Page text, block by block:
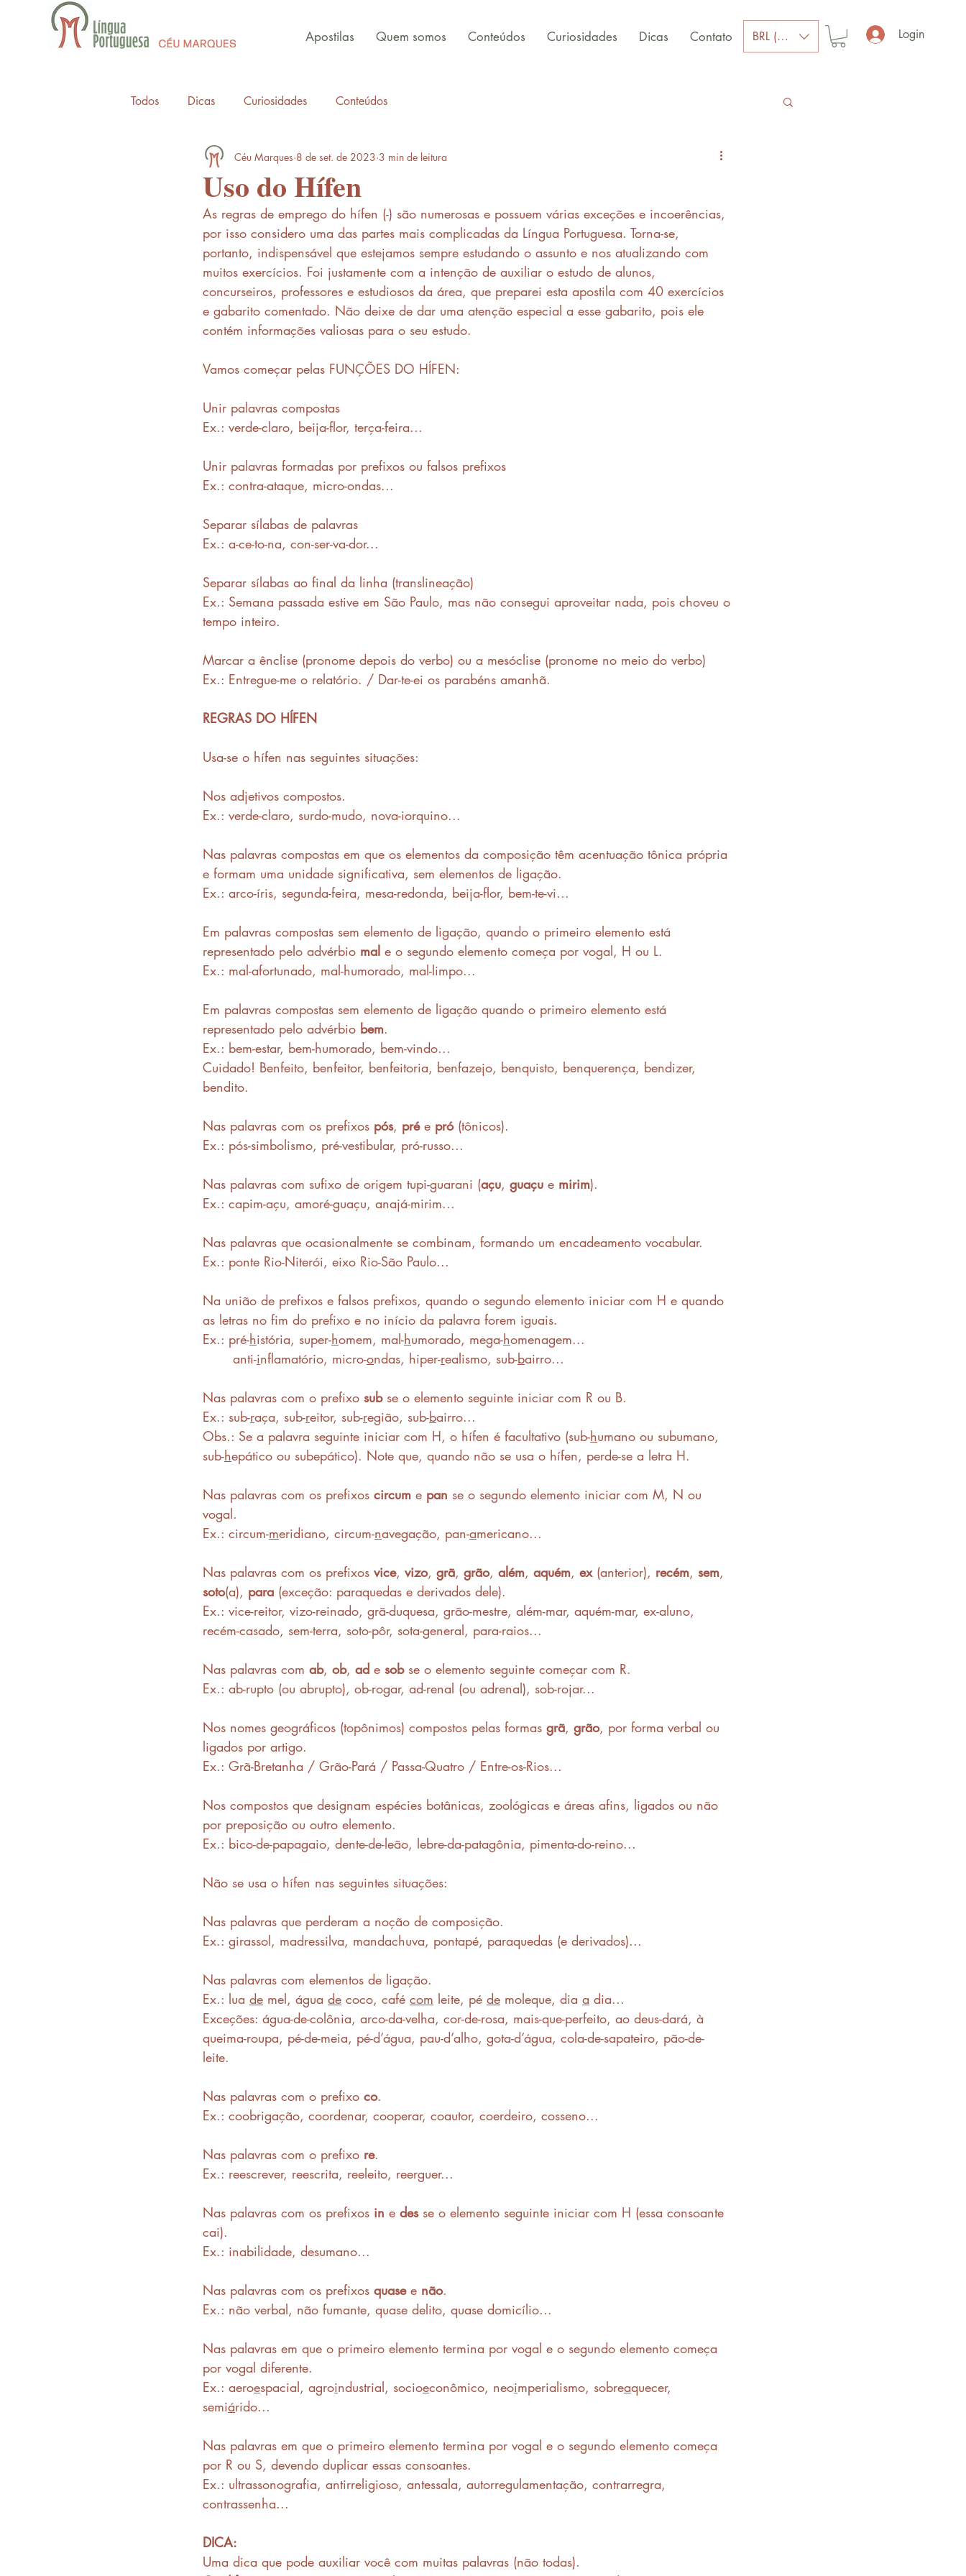
Apostilas Quem somos Conteúdos Curiosidades Dicas Contato BRL (R$) Login
Todos Dicas Curiosidades Conteúdos
Uso do Hífen
Céu Marques 8 de set. de 2023 3 min de leitura
As regras de emprego do hífen (-) são numerosas e possuem várias exceções e incoerências,
por isso considero uma das partes mais complicadas da Língua Portuguesa. Torna-se,
portanto, indispensável que estejamos sempre estudando o assunto e nos atualizando com
muitos exercícios. Foi justamente com a intenção de auxiliar o estudo de alunos,
concurseiros, professores e estudiosos da área, que preparei esta apostila com 40 exercícios
e gabarito comentado. Não deixe de dar uma atenção especial a esse gabarito, pois ele
contém informações valiosas para o seu estudo.
Vamos começar pelas FUNÇÕES DO HÍFEN:
Unir palavras compostas
Ex.: verde-claro, beija-flor, terça-feira...
Unir palavras formadas por prefixos ou falsos prefixos
Ex.: contra-ataque, micro-ondas...
Separar sílabas de palavras
Ex.: a-ce-to-na, con-ser-va-dor...
Separar sílabas ao final da linha (translineação)
Ex.: Semana passada estive em São Paulo, mas não consegui aproveitar nada, pois choveu o
tempo inteiro.
Marcar a ênclise (pronome depois do verbo) ou a mesóclise (pronome no meio do verbo)
Ex.: Entregue-me o relatório. / Dar-te-ei os parabéns amanhã.
REGRAS DO HÍFEN
Usa-se o hífen nas seguintes situações:
Nos adjetivos compostos.
Ex.: verde-claro, surdo-mudo, nova-iorquino...
Nas palavras compostas em que os elementos da composição têm acentuação tônica própria
e formam uma unidade significativa, sem elementos de ligação.
Ex.: arco-íris, segunda-feira, mesa-redonda, beija-flor, bem-te-vi...
Em palavras compostas sem elemento de ligação, quando o primeiro elemento está
representado pelo advérbio mal e o segundo elemento começa por vogal, H ou L.
Ex.: mal-afortunado, mal-humorado, mal-limpo...
Em palavras compostas sem elemento de ligação quando o primeiro elemento está
representado pelo advérbio bem.
Ex.: bem-estar, bem-humorado, bem-vindo...
Cuidado! Benfeito, benfeitor, benfeitoria, benfazejo, benquisto, benquerença, bendizer,
bendito.
Nas palavras com os prefixos pós, pré e pró (tônicos).
Ex.: pós-simbolismo, pré-vestibular, pró-russo...
Nas palavras com sufixo de origem tupi-guarani (açu, guaçu e mirim).
Ex.: capim-açu, amoré-guaçu, anajá-mirim...
Nas palavras que ocasionalmente se combinam, formando um encadeamento vocabular.
Ex.: ponte Rio-Niterói, eixo Rio-São Paulo...
Na união de prefixos e falsos prefixos, quando o segundo elemento iniciar com H e quando
as letras no fim do prefixo e no início da palavra forem iguais.
Ex.: pré-história, super-homem, mal-humorado, mega-homenagem...
       anti-
inflamatório, micro-ondas, hiper-realismo, sub-bairro...
Nas palavras com o prefixo sub se o elemento seguinte iniciar com R ou B.
Ex.: sub-raça, sub-reitor, sub-região, sub-bairro...
Obs.: Se a palavra seguinte iniciar com H, o hífen é facultativo (sub-humano ou subumano,
sub-hepático ou subepático). Note que, quando não se usa o hífen, perde-se a letra H.
Nas palavras com os prefixos circum e pan se o segundo elemento iniciar com M, N ou
vogal.
Ex.: circum-meridiano, circum-navegação, pan-americano...
Nas palavras com os prefixos vice, vizo, grã, grão, além, aquém, ex (anterior), recém, sem,
soto(a), para (exceção: paraquedas e derivados dele).
Ex.: vice-reitor, vizo-reinado, grã-duquesa, grão-mestre, além-mar, aquém-mar, ex-aluno,
recém-casado, sem-terra, soto-pôr, sota-general, para-raios...
Nas palavras com ab, ob, ad e sob se o elemento seguinte começar com R.
Ex.: ab-rupto (ou abrupto), ob-rogar, ad-renal (ou adrenal), sob-rojar...
Nos nomes geográficos (topônimos) compostos pelas formas grã, grão, por forma verbal ou
ligados por artigo.
Ex.: Grã-Bretanha / Grão-Pará / Passa-Quatro / Entre-os-Rios...
Nos compostos que designam espécies botânicas, zoológicas e áreas afins, ligados ou não
por preposição ou outro elemento.
Ex.: bico-de-papagaio, dente-de-leão, lebre-da-patagônia, pimenta-do-reino...
Não se usa o hífen nas seguintes situações:
Nas palavras que perderam a noção de composição.
Ex.: girassol, madressilva, mandachuva, pontapé, paraquedas (e derivados)...
Nas palavras com elementos de ligação.
Ex.: lua de mel, água de coco, café com leite, pé de moleque, dia a dia...
Exceções: água-de-colônia, arco-da-velha, cor-de-rosa, mais-que-perfeito, ao deus-dará, à
queima-roupa, pé-de-meia, pé-d’água, pau-d’alho, gota-d’água, cola-de-sapateiro, pão-de-
leite.
Nas palavras com o prefixo co.
Ex.: coobrigação, coordenar, cooperar, coautor, coerdeiro, cosseno...
Nas palavras com o prefixo re.
Ex.: reescrever, reescrita, reeleito, reerguer...
Nas palavras com os prefixos in e des se o elemento seguinte iniciar com H (essa consoante
cai).
Ex.: inabilidade, desumano...
Nas palavras com os prefixos quase e não.
Ex.: não verbal, não fumante, quase delito, quase domicílio...
Nas palavras em que o primeiro elemento termina por vogal e o segundo elemento começa
por vogal diferente.
Ex.: aeroespacial, agroindustrial, socioeconômico, neoimperialismo, sobreaquecer,
semiárido...
Nas palavras em que o primeiro elemento termina por vogal e o segundo elemento começa
por R ou S, devendo duplicar essas consoantes.
Ex.: ultrassonografia, antirreligioso, antessala, autorregulamentação, contrarregra,
contrassenha...
DICA:
Uma dica que pode auxiliar você com muitas palavras (não todas).